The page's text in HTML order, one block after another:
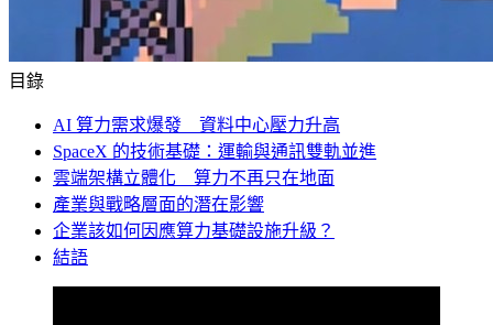
目錄
AI 算力需求爆發 資料中心壓力升高
SpaceX 的技術基礎：運輸與通訊雙軌並進
雲端架構立體化 算力不再只在地面
產業與戰略層面的潛在影響
企業該如何因應算力基礎設施升級？
結語